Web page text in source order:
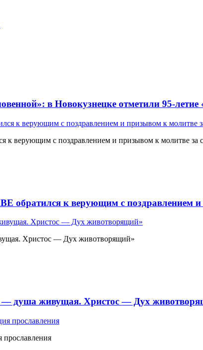
в Новокузнецке отметили 95-
верующим с поздравлением и призывом к молитве за
обратился к верующим с поздравлением
Христос — Дух животворящий»
— душа живущая. Христос — Дух
прославления